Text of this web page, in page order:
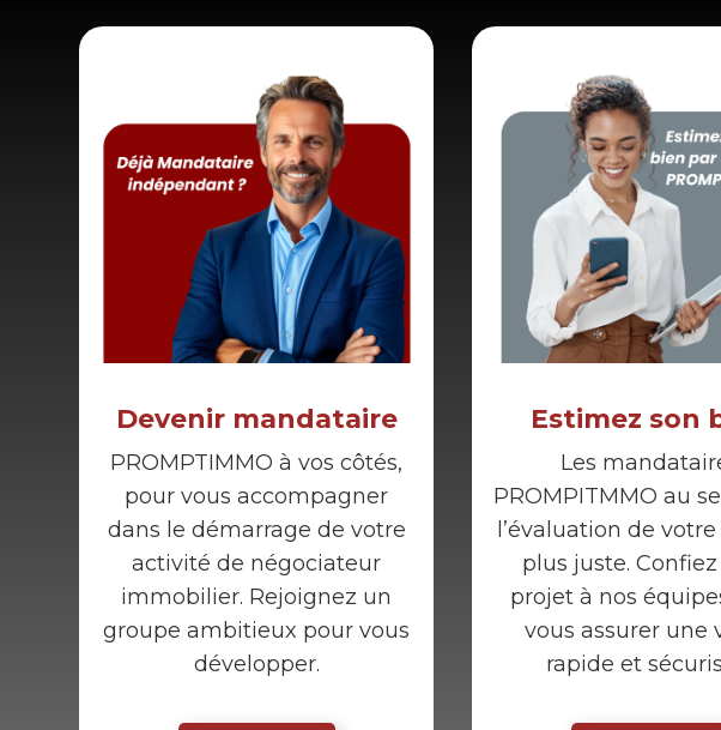
Devenir mandataire
PROMPTIMMO à vos côtés,
pour vous accompagner
dans le démarrage de votre
activité de négociateur
immobilier. Rejoignez un
groupe ambitieux pour vous
développer.
Estimez son
Les
PROMPITMMO au
l’évaluation de
plus juste.
projet à nos
vous assurer une
rapide et